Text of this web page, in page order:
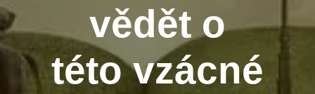
vědět o
této vzácné